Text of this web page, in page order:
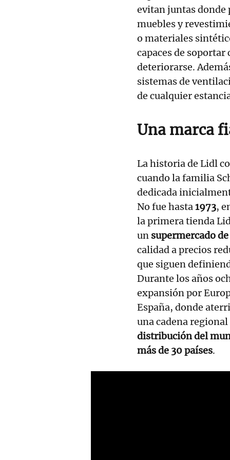
evitan juntas donde
muebles y
o materiales
capaces de
deteriorarse.
sistemas de
de cualquier
Una marca
La historia de Lidl
cuando la familia
dedicada
No fue hasta1973,
la primera tienda
un supermercado
calidad a precios
que siguen
Durante los años
expansión por
España, donde
una cadena
distribución del
más de 30 países.